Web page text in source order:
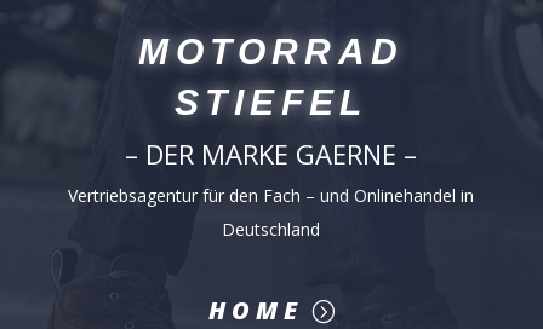
MOTORRAD
STIEFEL
– DER MARKE GAERNE –
Vertriebsagentur für den Fach – und Onlinehandel in
Deutschland
HOME